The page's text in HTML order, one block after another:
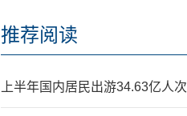
推荐阅读
上半年国内居民出游34.63亿人次